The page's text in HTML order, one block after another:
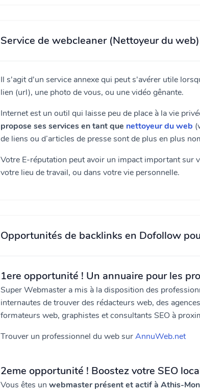
Service de webcleaner (Nettoyeur du web)
Il s'agit d'un service annexe qui peut s'avérer utile
lien (url), une photo de vous, ou une vidéo gênante.
Internet est un outil qui laisse peu de place à la vie
propose ses services en tant que nettoyeur du web
de liens ou d’articles de presse sont de plus en plus
Votre E-réputation peut avoir un impact important sur
votre lieu de travail, ou dans votre vie personnelle.
Opportunités de backlinks en Dofollow
1ere opportunité ! Un annuaire pour les
Super Webmaster a mis à la disposition des
internautes de trouver des rédacteurs web, des
formateurs web, graphistes et consultants SEO à
Trouver un professionnel du web surAnnuWeb.net
2eme opportunité ! Boostez votre SEO
Vous êtes un webmaster présent et actif à Athis-